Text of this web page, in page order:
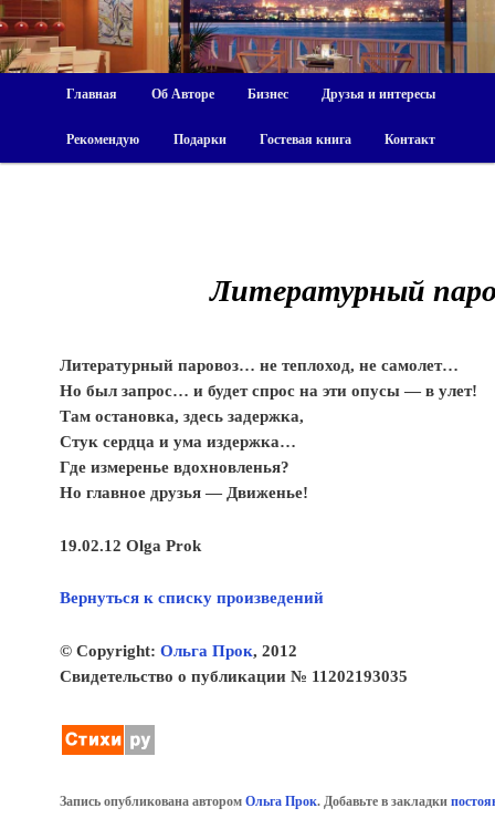
Главная Об Авторе Бизнес Друзья и интересы
Рекомендую Подарки Гостевая книга Контакт
Литературный
Литературный паровоз… не теплоход, не самолет…
Но был запрос… и будет спрос на эти опусы — в улет!
Там остановка, здесь задержка,
Стук сердца и ума издержка…
Где измеренье вдохновленья?
Но главное друзья — Движенье!
19.02.12 Olga Prok
Вернуться к списку произведений
© Copyright: Ольга Прок, 2012
Свидетельство о публикации № 11202193035
Запись опубликована автором Ольга Прок. Добавьте в закладки